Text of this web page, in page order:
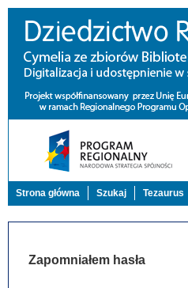
Strona główna Szukaj Tezaurus
Zapomniałem hasła